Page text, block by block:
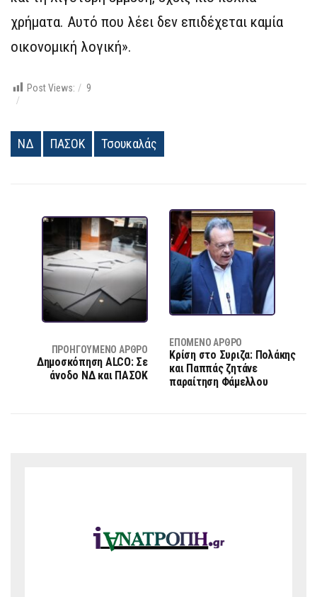
χρήματα. Αυτό που λέει δεν επιδέχεται καμία
οικονομική λογική».
Post Views: 9
ΝΔ ΠΑΣΟΚ Τσουκαλάς
ΠΡΟΗΓΟΎΜΕΝΟ ΆΡΘΡΟ
Δημοσκόπηση ALCO: Σε
άνοδο ΝΔ και ΠΑΣΟΚ
ΕΠΌΜΕΝΟ ΆΡΘΡΟ
Κρίση στο Συριζα: Πολάκης
και Παππάς ζητάνε
παραίτηση Φάμελλου